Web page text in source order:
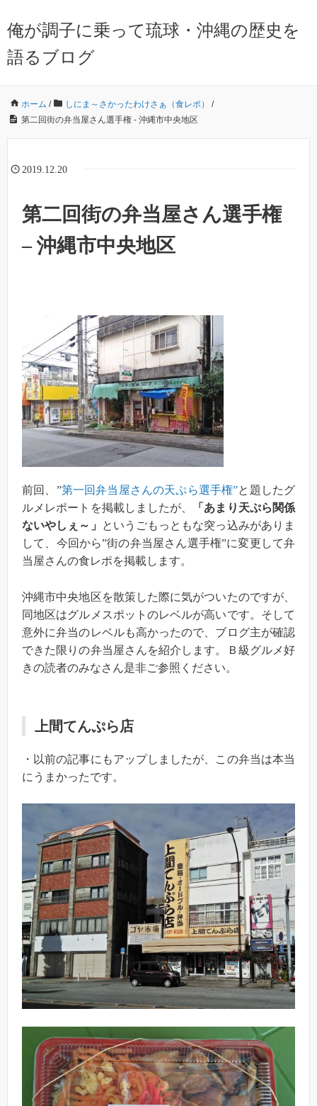
俺が調子に乗って琉球・沖縄の歴史を
語るブログ
ホーム / しにま～さかったわけさぁ（食レポ）
/
第二回街の弁当屋さん選手権 - 沖縄市中央地区
2019.12.20
第二回街の弁当屋さん選手権
– 沖縄市中央地区
前回、”第一回弁当屋さんの天ぷら選手権”と題したグ
ルメレポートを掲載しましたが、
「あまり天ぷら関係
ないやしぇ～」
というごもっともな突っ込みがありま
して、今回から”街の弁当屋さん選手権”に変更して弁
当屋さんの食レポを掲載します。
沖縄市中央地区を散策した際に気がついたのですが、
同地区はグルメスポットのレベルが高いです。そして
意外に弁当のレベルも高かったので、ブログ主が確認
できた限りの弁当屋さんを紹介します。Ｂ級グルメ好
きの読者のみなさん是非ご参照ください。
上間てんぷら店
・以前の記事にもアップしましたが、この弁当は本当
にうまかったです。